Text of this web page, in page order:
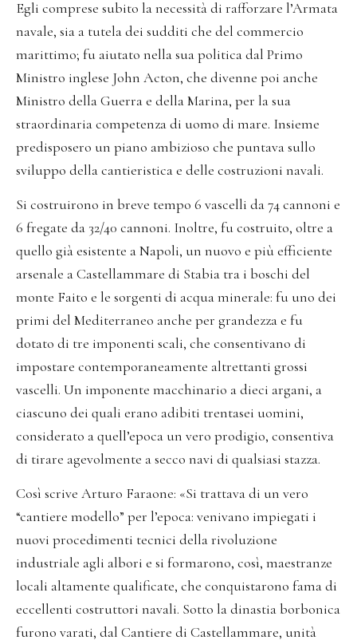
Egli comprese subito la necessità di rafforzare l’Armata
navale, sia a tutela dei sudditi che del commercio
marittimo; fu aiutato nella sua politica dal Primo
Ministro inglese John Acton, che divenne poi anche
Ministro della Guerra e della Marina, per la sua
straordinaria competenza di uomo di mare. Insieme
predisposero un piano ambizioso che puntava sullo
sviluppo della cantieristica e delle costruzioni navali.
Si costruirono in breve tempo 6 vascelli da 74 cannoni e
6 fregate da 32/40 cannoni. Inoltre, fu costruito, oltre a
quello già esistente a Napoli, un nuovo e più efficiente
arsenale a Castellammare di Stabia tra i boschi del
monte Faito e le sorgenti di acqua minerale: fu uno dei
primi del Mediterraneo anche per grandezza e fu
dotato di tre imponenti scali, che consentivano di
impostare contemporaneamente altrettanti grossi
vascelli. Un imponente macchinario a dieci argani, a
ciascuno dei quali erano adibiti trentasei uomini,
considerato a quell’epoca un vero prodigio, consentiva
di tirare agevolmente a secco navi di qualsiasi stazza.
Così scrive Arturo Faraone: «Si trattava di un vero
“cantiere modello” per l’epoca: venivano impiegati i
nuovi procedimenti tecnici della rivoluzione
industriale agli albori e si formarono, così, maestranze
locali altamente qualificate, che conquistarono fama di
eccellenti costruttori navali. Sotto la dinastia borbonica
furono varati, dal Cantiere di Castellammare, unità